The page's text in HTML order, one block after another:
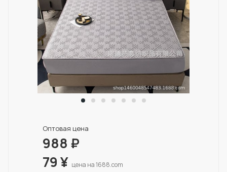
Оптовая цена
988 ₽
79¥ цена на 1688.com